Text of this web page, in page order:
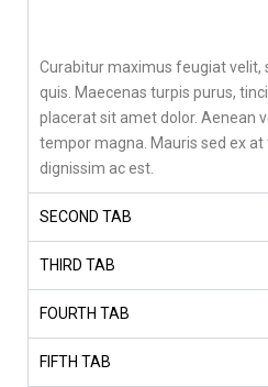
Curabitur maximus feugiat velit,
quis. Maecenas turpis purus,
placerat sit amet dolor. Aenean
tempor magna. Mauris sed ex
dignissim ac est.
SECOND TAB
THIRD TAB
FOURTH TAB
FIFTH TAB